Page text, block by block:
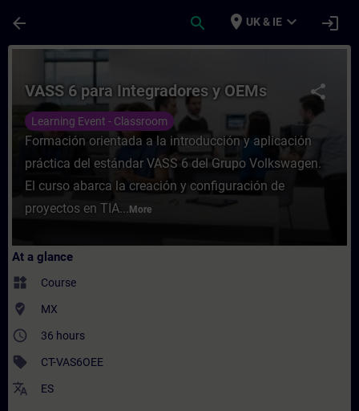
arrow_back search place UK & IE expand_more login
Course - VASS 6 para Integradores y
share
VASS 6 para Integradores y OEMs
Learning Event - Classroom
Formación orientada a la introducción y aplicación
práctica del estándar VASS 6 del Grupo Volkswagen.
El curso abarca la creación y configuración de
proyectos en TIA... More
At a glance
widgets Course
where_to_vote MX
access_time 36 hours
sell CT-VAS6OEE
translate ES